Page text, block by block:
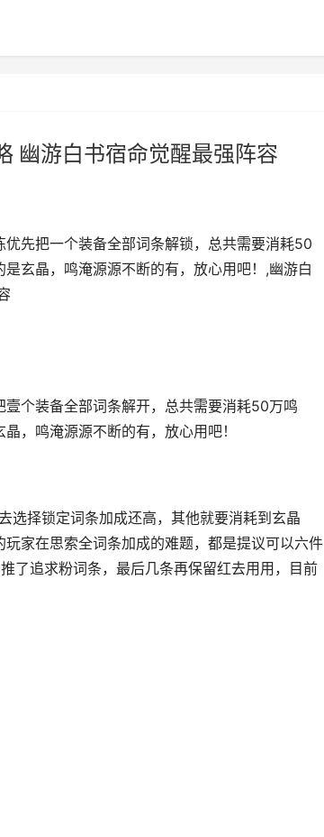
幽游白书宿命觉醒最强阵容
先把一个装备全部词条解锁，总共需要消耗50
玄晶，鸣淹源源不断的有，放心用吧！,幽游白
个装备全部词条解开，总共需要消耗50万鸣
，鸣淹源源不断的有，放心用吧！
选择锁定词条加成还高，其他就要消耗到玄晶
家在思索全词条加成的难题，都是提议可以六件
了追求粉词条，最后几条再保留红去用用，目前